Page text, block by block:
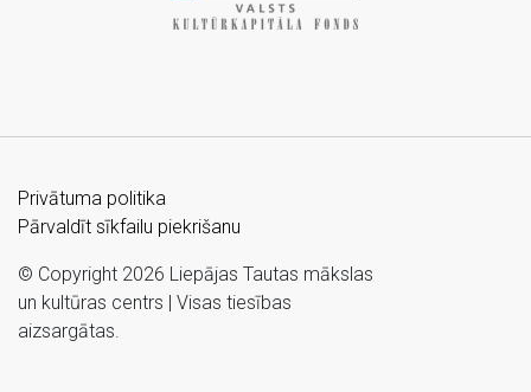
Privātuma politika
Pārvaldīt sīkfailu piekrišanu
© Copyright 2026 Liepājas Tautas mākslas
un kultūras centrs | Visas tiesības
aizsargātas.